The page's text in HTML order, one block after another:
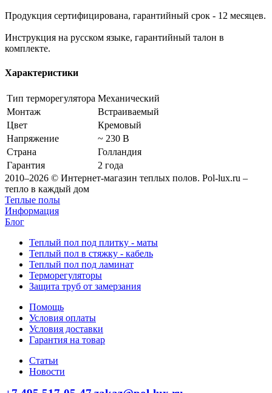
Продукция сертифицирована, гарантийный срок - 12 месяцев.
Инструкция на русском языке, гарантийный талон в
комплекте.
Характеристики
Тип терморегулятора Механический
Монтаж
Встраиваемый
Цвет
Кремовый
Напряжение
~ 230 В
Страна
Голландия
Гарантия
2 года
2010–2026 © Интернет-магазин теплых полов. Pol-lux.ru –
тепло в каждый дом
Теплые полы
Информация
Блог
Теплый пол под плитку - маты
Теплый пол в стяжку - кабель
Теплый пол под ламинат
Терморегуляторы
Защита труб от замерзания
Помощь
Условия оплаты
Условия доставки
Гарантия на товар
Статьи
Новости